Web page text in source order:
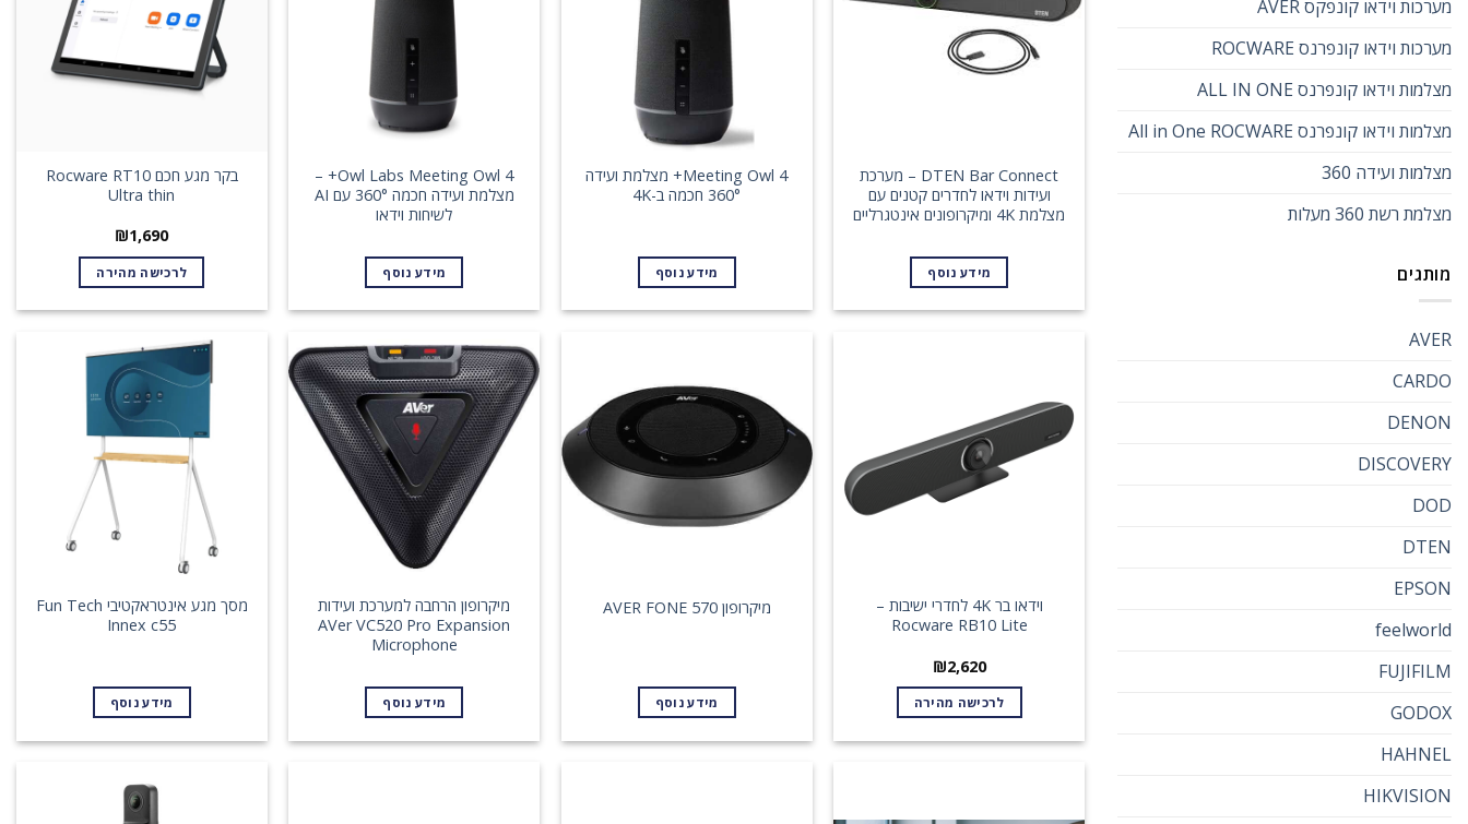
מערכות וידאו קונפקס AVER
מערכות וידאו קונפרנס ROCWARE
מצלמות וידאו קונפרנס ALL IN ONE
מצלמות וידאו קונפרנס All in One ROCWARE
מצלמות ועידה 360
מצלמת רשת 360 מעלות
מותגים
AVER
CARDO
DENON
DISCOVERY
DOD
DTEN
EPSON
feelworld
FUJIFILM
GODOX
HAHNEL
HIKVISION
DTEN Bar Connect – מערכת
ועידות וידאו לחדרים קטנים עם
מצלמת 4K ומיקרופונים אינטגרליים
מידע נוסף
Meeting Owl 4+ מצלמת ועידה
360° חכמה ב-4K
מידע נוסף
Owl Labs Meeting Owl 4+ –
מצלמת ועידה חכמה 360° עם AI
לשיחות וידאו
מידע נוסף
בקר מגע חכם Rocware RT10
Ultra thin
₪1,690
לרכישה מהירה
וידאו בר 4K לחדרי ישיבות –
Rocware RB10 Lite
₪2,620
לרכישה מהירה
מיקרופון AVER FONE 570
מידע נוסף
מיקרופון הרחבה למערכת ועידות
AVer VC520 Pro Expansion
Microphone
מידע נוסף
מסך מגע אינטראקטיבי Fun Tech
Innex c55
מידע נוסף